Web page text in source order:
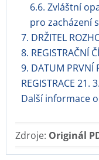
6.6. Zvláštní
pro zacházení
7. DRŽITEL
8. REGISTRAČNÍ
9. DATUM PRVNÍ
REGISTRACE 21.
Další informace
Zdroje: Originál